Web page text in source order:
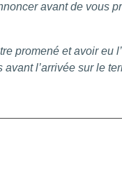
avant de vous
promené et avoir eu
l’arrivée sur le